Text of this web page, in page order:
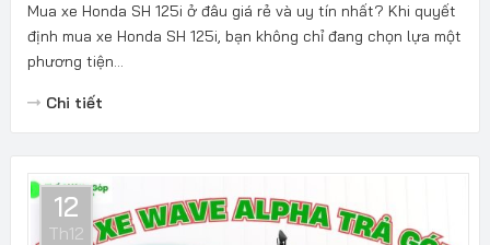
Mua xe Honda SH 125i ở đâu giá rẻ và uy tín nhất? Khi quyết
định mua xe Honda SH 125i, bạn không chỉ đang chọn lựa một
phương tiện...
Chi tiết
12
Th12